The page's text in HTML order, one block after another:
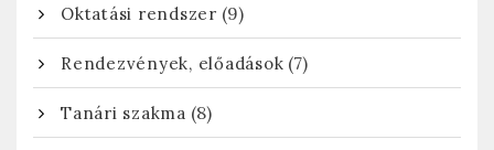
Oktatási rendszer (9)
Rendezvények, előadások (7)
Tanári szakma (8)